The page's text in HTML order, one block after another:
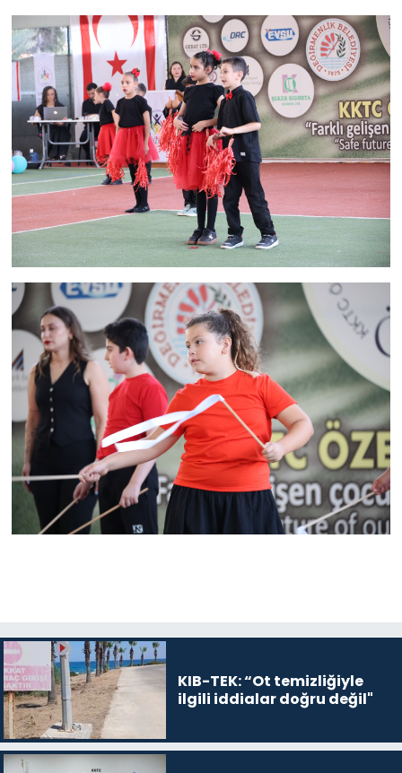
KIB-TEK: “Ot temizliğiyle
ilgili iddialar doğru değil"